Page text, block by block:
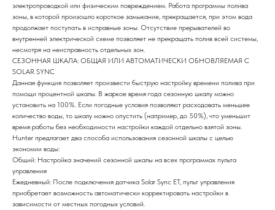
электропроводкой или физическим повреждением. Работа программы полива
зоны, в которой произошло короткое замыкание, прекращается, при этом вода
продолжает поступать в исправные зоны. Отсутствие прерывателей во
внутренней электрической схеме позволяет не прекращать полив всей системы,
несмотря на неисправность отдельных зон.
СЕЗОННАЯ ШКАЛА: ОБЩАЯ ИЛИ АВТОМАТИЧЕСКИ ОБНОВЛЯЕМАЯ С
SOLAR SYNC
Данная функция позволяет произвести быструю настройку времени полива при
помощи процентной шкалы. В жаркое время года сезонную шкалу можно
установить на 100%. Если погодные условия позволяют расходовать меньшее
количество воды, то шкалу можно опустить (например, до 50%), что уменьшит
время работы без необходимости настройки каждой отдельно взятой зоны.
Hunter предлагает два способа использования сезонной шкалы с целью
экономии воды:
Общий: Настройка значений сезонной шкалы на всех программах пульта
управления
Ежедневный: После подключения датчика Solar Sync ET, пульт управления
приобретает возможность автоматически корректировать настройки в
зависимости от местных погодных условий.